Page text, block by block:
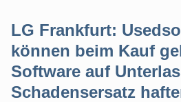
LG Frankfurt:
können beim Kauf
Software auf
Schadensersatz